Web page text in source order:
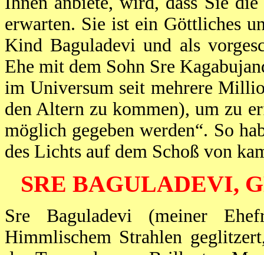
erwarten. Sie ist ein Göttliches
Kind Baguladevi und als
Ehe mit dem Sohn Sre
im Universum seit mehrere
den Altern zu kommen), um zu
möglich gegeben werden“. So
des Lichts auf dem Schoß von
SRE BAGULADEVI,
Sre Baguladevi (meiner
Himmlischem Strahlen